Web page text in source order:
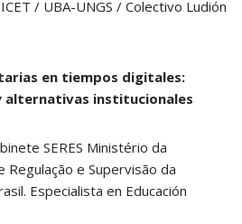
/ UBA-UNGS / Colectivo Ludión
en tiempos digitales:
alternativas institucionales
SERES Ministério da
Regulação e Supervisão da
Especialista en Educación